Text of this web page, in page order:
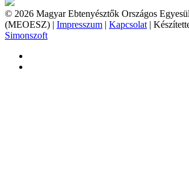
© 2026 Magyar Ebtenyésztők Országos
(MEOESZ) | Impresszum | Kapcsolat |
Simonszoft